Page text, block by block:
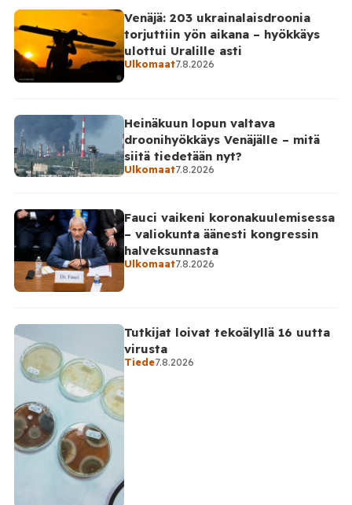
Venäjä: 203 ukrainalaisdroonia
torjuttiin yön aikana – hyökkäys
ulottui Uralille asti
Ulkomaat7.8.2026
Heinäkuun lopun valtava
droonihyökkäys Venäjälle – mitä
siitä tiedetään nyt?
Ulkomaat7.8.2026
Fauci vaikeni koronakuulemisessa
– valiokunta äänesti kongressin
halveksunnasta
Ulkomaat7.8.2026
Tutkijat loivat tekoälyllä 16 uutta
virusta
Tiede7.8.2026